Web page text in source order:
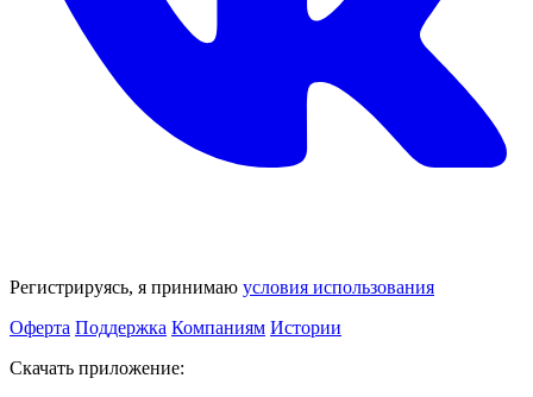
Регистрируясь, я принимаю условия использования
Оферта Поддержка Компаниям Истории
Скачать приложение: